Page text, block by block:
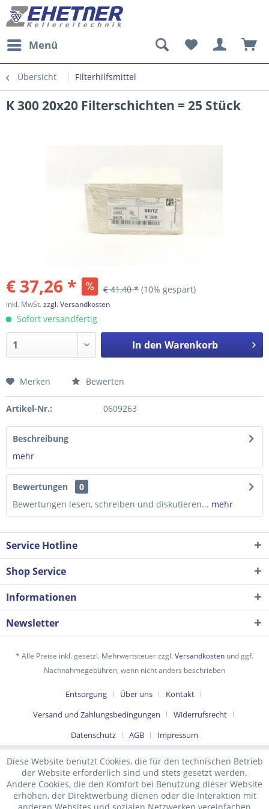
Menü
Übersicht Filterhilfsmittel
K 300 20x20 Filterschichten = 25 Stück
€ 37,26 * € 41,40 * (10% gespart)
inkl. MwSt.zzgl. Versandkosten
Sofort versandfertig
In den Warenkorb
Preis anfragen
Ich habe dieDatenschutzerklärunggelesen,
Mit * gekennzeichnete Felder sind Pflichtfelder.
Merken Bewerten
Artikel-Nr.: 0609263
Beschreibung
mehr
Bewertungen
0
Bewertungen lesen, schreiben und diskutieren... mehr
Service Hotline
Shop Service
Informationen
Newsletter
* Alle Preise inkl. gesetzl. Mehrwertsteuer zzgl.Versandkosten und ggf.
Nachnahmegebühren, wenn nicht anders beschrieben
Entsorgung Über uns
Kontakt
Versand und Zahlungsbedingungen
Widerrufsrecht
Datenschutz
AGB Impressum
Diese Website benutzt Cookies, die für den technischen Betrieb
der Website erforderlich sind und stets gesetzt werden.
Andere Cookies, die den Komfort bei Benutzung dieser Website
erhöhen, der Direktwerbung dienen oder die Interaktion mit